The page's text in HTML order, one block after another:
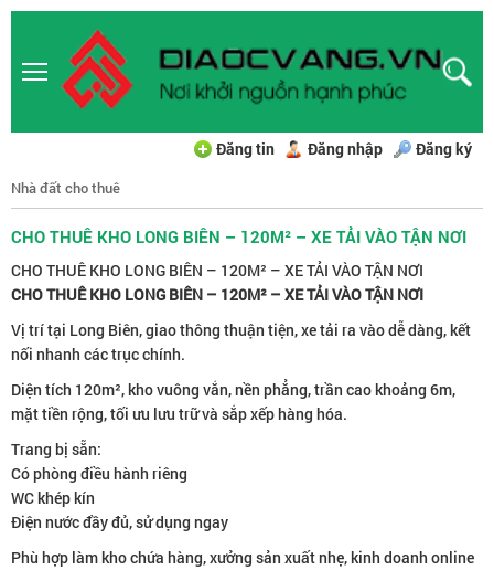
Đăng tin Đăng nhập Đăng ký
Nhà đất cho thuê
CHO THUÊ KHO LONG BIÊN – 120M² – XE TẢI VÀO TẬN NƠI
CHO THUÊ KHO LONG BIÊN – 120M² – XE TẢI VÀO TẬN NƠI
CHO THUÊ KHO LONG BIÊN – 120M² – XE TẢI VÀO TẬN NƠI
Vị trí tại Long Biên, giao thông thuận tiện, xe tải ra vào dễ dàng, kết
nối nhanh các trục chính.
Diện tích 120m², kho vuông vắn, nền phẳng, trần cao khoảng 6m,
mặt tiền rộng, tối ưu lưu trữ và sắp xếp hàng hóa.
Trang bị sẵn:
Có phòng điều hành riêng
WC khép kín
Điện nước đầy đủ, sử dụng ngay
Phù hợp làm kho chứa hàng, xưởng sản xuất nhẹ, kinh doanh online